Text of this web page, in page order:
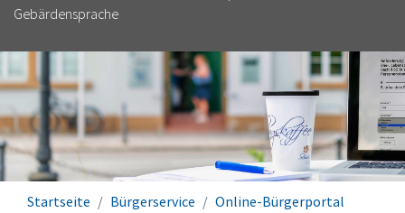
Gebärdensprache
Startseite Bürgerservice
Online-Bürgerportal